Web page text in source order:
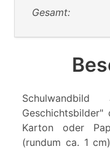
Gesamt:
Geschichtsbilder"
Karton oder
(rundum ca. 1